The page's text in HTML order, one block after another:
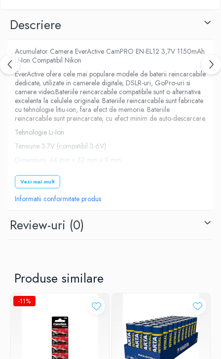
Descriere
Acumulator Camera EverActive CamPRO EN-EL12 3,7V 1150mAh
Li-Ion Compatibil Nikon
EverActive ofera cele mai populare modele de baterii reincarcabile
dedicate, utilizate in camerele digitale, DSLR-uri, GoPro-uri si
camere video.Bateriile reincarcabile compatibile sunt o alternativa
excelenta la celulele originale. Bateriile reincarcabile sunt fabricate
cu tehnologie litiu-ion, fara efect de memorie. Bateriile
reincarcabile sunt preincarcate, cu efect minim de auto-descarcare.
Tehnologie Li-Ion
Tensiune 3.7V (compatibil 3.6V)
Dimensiuni: 44 mm x 32 mm x 8 mm
Pana la 1000 cicluri de incarcare
Ambalaj : blister
Compatibil: Nikon Coolpix: AW100, AW100s, AW110, AW120,
S31, S6000, S610, S6100, S610c, S6150, S620, S6200,
S630, S6300, S640, S70, S710, S8000, S800C, S8100,
Vezi mai mult
Informatii conformitate produs
Review-uri (0)
Produse similare
-11%